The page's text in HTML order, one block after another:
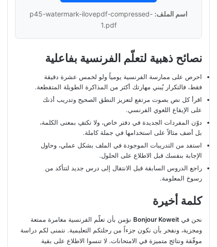
اسم الملف: p45-watermark-ilovepdf-compressed-
1.pdf
نصائح ذهبية لتعلّم الفرنسية بفاعلية
احرص على ممارسة الفرنسية يومياً ولو لخمس عشرة دقيقة
فقط، فالتكرار يُبني مهارتك أكثر من المذاكرة الطويلة المتقطعة.
اقرأ كل نص بصوت مرتفع لتعزيز النطق الصحيح وتدريب أذنك
على الإيقاع اللغوي الفرنسي.
دوّن المفردات الجديدة في دفتر خاص، ولا تكتفِ بمعنى الكلمة،
بل أضف مثالاً على استخدامها في جملة كاملة.
استفد من التدريبات الموجودة في الملف بشكل عملي، وحاول
الإجابة بنفسك قبل الاطلاع على الحلول.
راجع الدروس السابقة قبل الانتقال إلى درس جديد لتتأكد من
رسوخ المعلومة.
كلمة أخيرة
نحن في Bonjour Koweit نؤمن بأن تعلّم الفرنسية مغامرة ممتعة
ومجزية، ونفخر بأن نكون جزءاً من رحلتكم التعليمية. نتمنى لكم دراسة
موفّقة ونتائج متميزة في الامتحانات. لا تنسوا الاطلاع على بقية